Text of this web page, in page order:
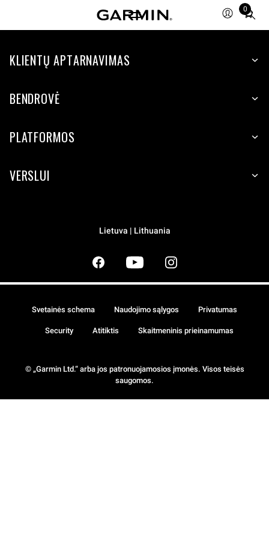
0
Total
items
cart:
KLIENTŲ APTARNAVIMAS
BENDROVĖ
PLATFORMOS
VERSLUI
Lietuva | Lithuania
© „Garmin Ltd.“ arba jos patronuojamosios įmonės. Visos teisės
saugomos.
Svetainės schema Naudojimo sąlygos Privatumas
Security Atitiktis Skaitmeninis prieinamumas